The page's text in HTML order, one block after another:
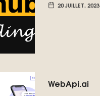
20 JUILLET, 2023
WebApi.ai